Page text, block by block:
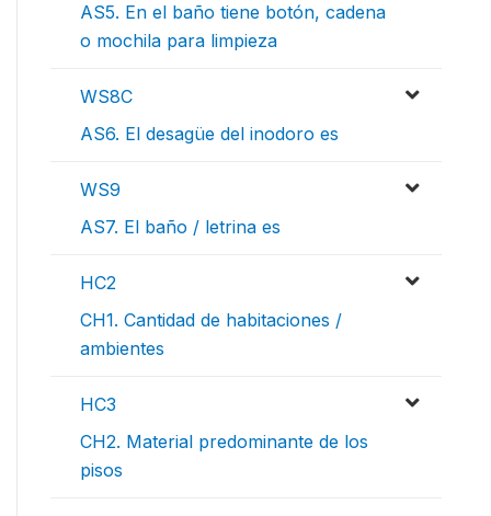
AS5. En el baño tiene botón, cadena
o mochila para limpieza
WS8C
AS6. El desagüe del inodoro es
WS9
AS7. El baño / letrina es
HC2
CH1. Cantidad de habitaciones /
ambientes
HC3
CH2. Material predominante de los
pisos